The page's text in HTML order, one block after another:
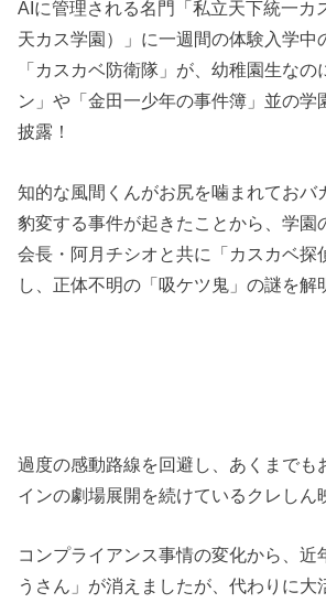
AIに管理される名門「私立天下統一カ
天カス学園）」に一週間の体験入学中
「カスカベ防衛隊」が、幼稚園生なの
ン」や「金田一少年の事件簿」並の学
披露！
知的な風間くんがお尻を噛まれておバ
豹変する事件が起きたことから、学園
会長・阿月チシオと共に「カスカベ探
し、正体不明の「吸ケツ鬼」の謎を解
過度の感動路線を回避し、あくまでも
インの劇場展開を続けているクレしん
コンプライアンス事情の変化から、近
うさん」が消えましたが、代わりに大